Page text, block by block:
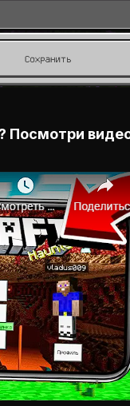
Посмотри